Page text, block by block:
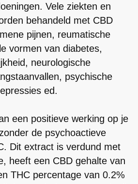
Vele ziekten en
behandeld met CBD
pijnen, reumatische
vormen van diabetes,
neurologische
psychische
ed.
een positieve werking op je
de psychoactieve
Dit extract is verdund met
heeft een CBD gehalte van
THC percentage van 0.2%